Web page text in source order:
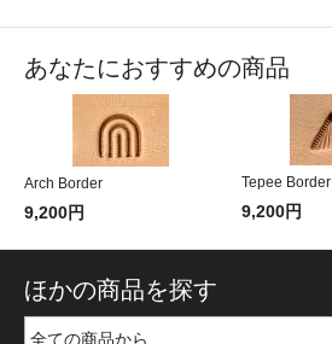
あなたにおすすめの商品
Arch Border
9,200円
Tepee Border
9,200円
ほかの商品を探す